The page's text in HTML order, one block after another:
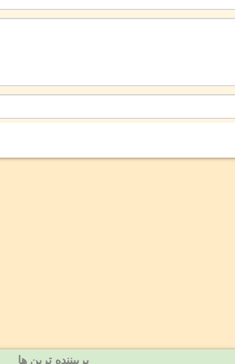
پربیننده ترین ها